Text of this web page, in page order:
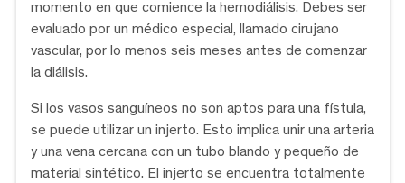
momento en que comience la hemodiálisis. Debes ser
evaluado por un médico especial, llamado cirujano
vascular, por lo menos seis meses antes de comenzar
la diálisis.
Si los vasos sanguíneos no son aptos para una fístula,
se puede utilizar un injerto. Esto implica unir una arteria
y una vena cercana con un tubo blando y pequeño de
material sintético. El injerto se encuentra totalmente